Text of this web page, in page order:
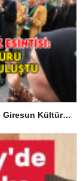
Arnavutköy’de Karadeniz Esintisi: Ordu ve Giresun Kültürü Memleket Günleri’nde Buluştu